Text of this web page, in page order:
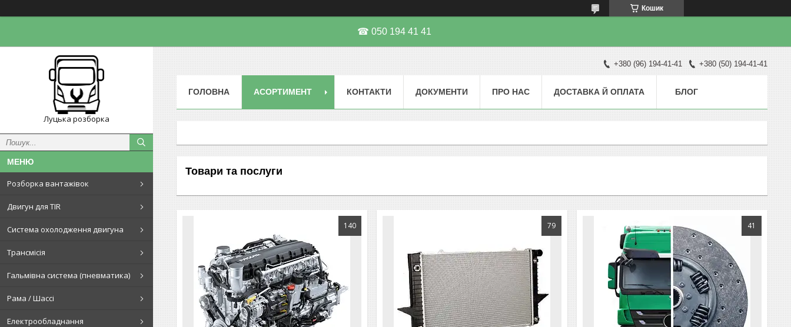
Кошик
☎ 050 194 41 41
Луцька розборка
Розборка вантажівок
Двигун для TIR
Система охолодження двигуна
Трансмісія
Гальмівна система (пневматика)
Рама / Шассі
Електрообладнання
+380 (96) 194-41-41 +380 (50) 194-41-41
ГОЛОВНА АСОРТИМЕНТ КОНТАКТИ ДОКУМЕНТИ ПРО НАС ДОСТАВКА Й ОПЛАТА БЛОГ
Товари та послуги
140 79 41